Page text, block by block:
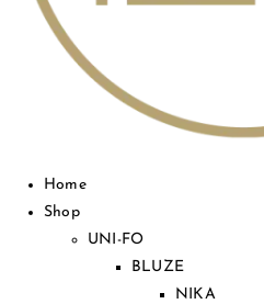
Home
Shop
UNI-FO
BLUZE
NIKA